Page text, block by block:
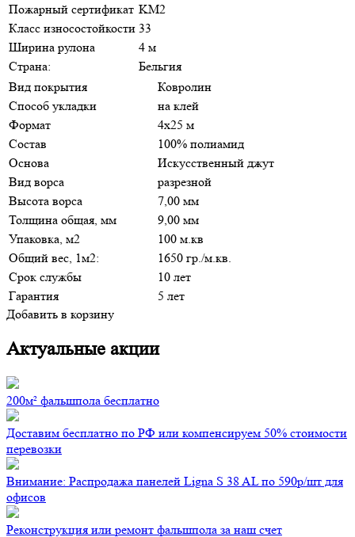
Пожарный сертификат KM2
Класс износостойкости 33
Ширина рулона
4 м
Страна:
Бельгия
Вид покрытия
Ковролин
Способ укладки
на клей
Формат
4х25 м
Состав
100% полиамид
Основа
Искусственный джут
Вид ворса
разрезной
Высота ворса
7,00 мм
Толщина общая, мм
9,00 мм
Упаковка, м2
100 м.кв
Общий вес, 1м2:
1650 гр./м.кв.
Срок службы
10 лет
Гарантия
5 лет
Добавить в корзину
Актуальные акции
200м² фальшпола бесплатно
Доставим бесплатно по РФ или компенсируем 50% стоимости
перевозки
Внимание: Распродажа панелей Ligna S 38 AL по 590р/шт для
офисов
Реконструкция или ремонт фальшпола за наш счет